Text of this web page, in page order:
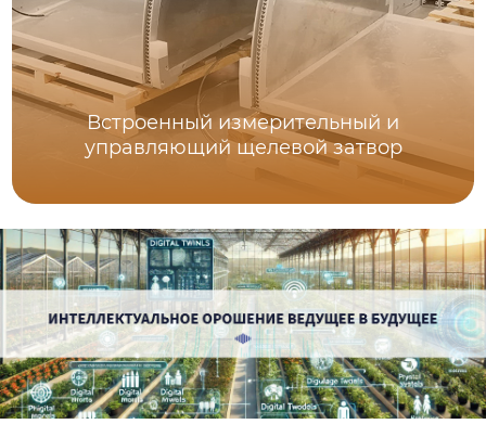
Встроенный измерительный и
управляющий щелевой затвор